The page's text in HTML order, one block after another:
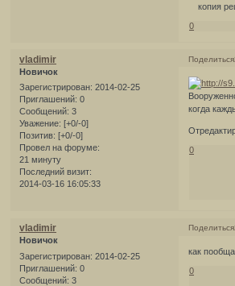
копия
0
Поделиться
vladimir
Новичок
Зарегистрирован: 2014-02-25
Приглашений: 0
Сообщений: 3
Уважение: [+0/-0]
Позитив: [+0/-0]
Провел на форуме:
21 минуту
Последний визит:
2014-03-16 16:05:33
когда
0
Поделиться
vladimir
Новичок
Зарегистрирован: 2014-02-25
Приглашений: 0
Сообщений: 3
как
0